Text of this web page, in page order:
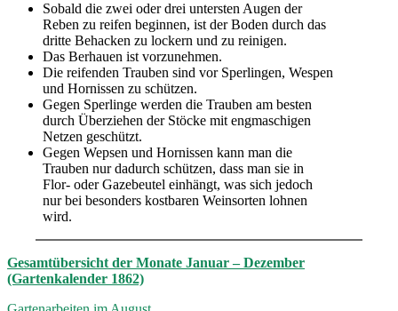
Sobald die zwei oder drei untersten Augen der
Reben zu reifen beginnen, ist der Boden durch das
dritte Behacken zu lockern und zu reinigen.
Das Berhauen ist vorzunehmen.
Die reifenden Trauben sind vor Sperlingen, Wespen
und Hornissen zu schützen.
Gegen Sperlinge werden die Trauben am besten
durch Überziehen der Stöcke mit engmaschigen
Netzen geschützt.
Gegen Wepsen und Hornissen kann man die
Trauben nur dadurch schützen, dass man sie in
Flor- oder Gazebeutel einhängt, was sich jedoch
nur bei besonders kostbaren Weinsorten lohnen
wird.
Gesamtübersicht der Monate Januar – Dezember
(Gartenkalender 1862)